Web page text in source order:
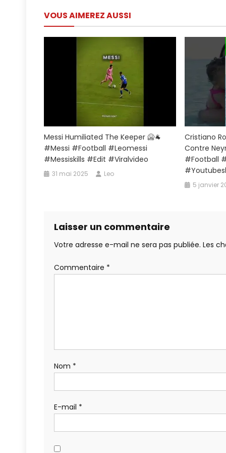
l’article
VOUS AIMEREZ AUSSI
Messi Humiliated The Keeper 🥶🐐
#messi #football #leomessi
#messiskills #edit #viralvideo
31 mai 2025 Leo
Cristiano
Contre
#football
5 janvier
Laisser un commentaire
Votre adresse e-mail ne sera pas publiée. Les
Commentaire *
Nom *
E-mail *